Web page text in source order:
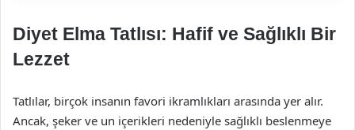
Diyet Elma Tatlısı: Hafif ve Sağlıklı Bir
Lezzet
Tatlılar, birçok insanın favori ikramlıkları arasında yer alır.
Ancak, şeker ve un içerikleri nedeniyle sağlıklı beslenmeye